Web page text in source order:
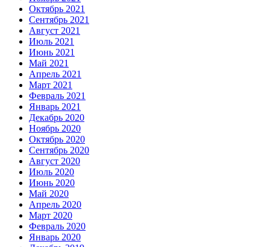
Октябрь 2021
Сентябрь 2021
Август 2021
Июль 2021
Июнь 2021
Май 2021
Апрель 2021
Март 2021
Февраль 2021
Январь 2021
Декабрь 2020
Ноябрь 2020
Октябрь 2020
Сентябрь 2020
Август 2020
Июль 2020
Июнь 2020
Май 2020
Апрель 2020
Март 2020
Февраль 2020
Январь 2020